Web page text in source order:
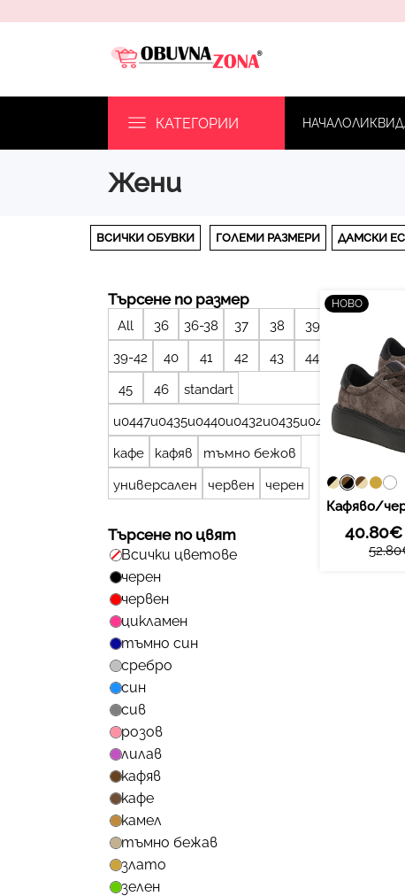
КАТЕГОРИИ НАЧАЛО
жени
ВСИЧКИ ОБУВКИ ГОЛЕМИ РАЗМЕРИ ДАМСКИ
Търсене по размер
All 36 36-38 37 38
39
39-42
40 41 42 43
44
45
46
standart
u0447u0435u0440u0432u0435u043d
кафе
кафяв
тъмно бежов
универсален
червен черен
Търсене по цвят
Всички цветове
черен
червен
цикламен
тъмно син
сребро
син
сив
розов
лилав
кафяв
кафе
камел
тъмно бежав
злато
зелен
НОВО